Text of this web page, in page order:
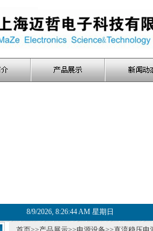
8/9/2026, 8:26:44 AM 星期日